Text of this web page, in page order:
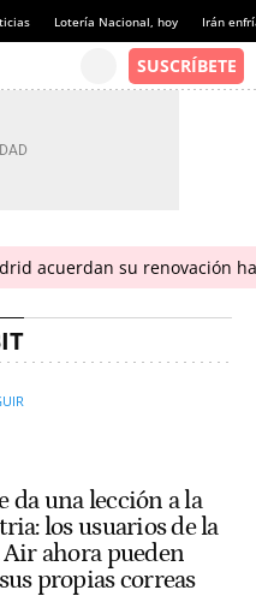
Lotería Nacional, hoy Irán
acuerdan su renovación
da una lección a la
los usuarios de la
ahora pueden
propias correas